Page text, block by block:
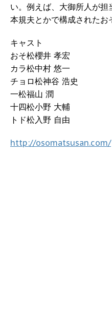
い。例えば、大御所人が
本規夫とかで構成されたお
キャスト
おそ松櫻井 孝宏
カラ松中村 悠一
チョロ松神谷 浩史
一松福山 潤
十四松小野 大輔
トド松入野 自由
http://osomatsusan.com/